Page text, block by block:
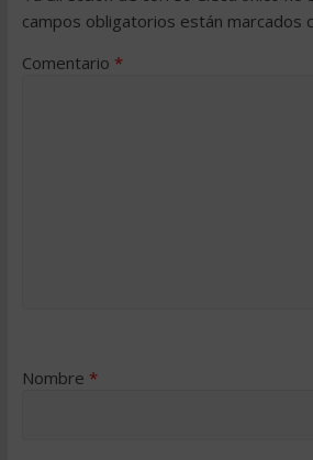
campos obligatorios están marcados
Comentario *
Nombre *